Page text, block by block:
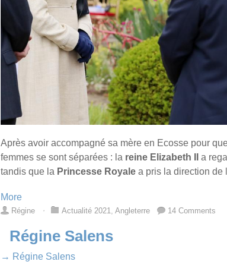
Après avoir accompagné sa mère en Ecosse pour
femmes se sont séparées : la reine Elizabeth II
a
tandis que la Princesse Royale a pris la direction de
More
Régine ⋅ Actualité 2021,Angleterre 14 Comments
Régine Salens
→ Régine Salens